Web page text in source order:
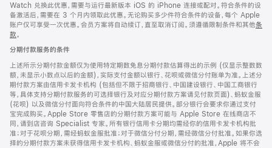
Watch 兑换此优惠，需要与运行最新版本 iOS 的 iPhone 连接或配对。符合条件的设
备激活后，需要在 3 个月内领取此优惠。无论购买多少件符合条件的设备，每个 Apple
账户仅可享受一次优惠。会员方案将自动续订，直至取消订阅。须遵循限制条件和其他条
款。
窗
口
中
打
开)
分期付款服务的条件
上述所示分期付款金额仅为使用特定期数免息分期付款估算得出的示例 (仅显示整数数
额，未显示小数点以后的金额)，实际支付金额以银行、花呗或微信分付账单为准。上述分
期付款方案由信用卡发卡机构 (包括但不限于招商银行、中国建设银行、中国工商银行
等，具体支持分期付款服务的可选择银行及对应分期付款方案请见付款页面)、蚂蚁金服
(花呗) 以及微信分付面向符合条件的中国大陆居民提供。部分银行会要求你通过支付
宝完成购买。Apple Store 零售店的分期付款方案可能与 Apple Store 在线商店不
同，请到店咨询 Specialist 专家。所有银行信用卡分期均需经你的信用卡发卡机构批
准；对于花呗分期，需经蚂蚁金服批准；对于微信分付分期，需经微信分付批准。如果你选
择的分期付款方案未获得信用卡发卡机构、蚂蚁金服或微信分付的批准，Apple 将不会